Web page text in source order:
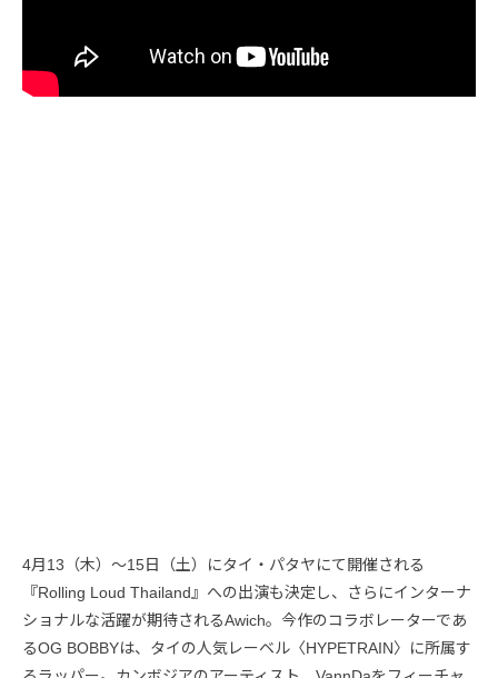
4月13（木）～15日（土）にタイ・パタヤにて開催される
『Rolling Loud Thailand』への出演も決定し、さらにインターナ
ショナルな活躍が期待されるAwich。今作のコラボレーターであ
るOG BOBBYは、タイの人気レーベル〈HYPETRAIN〉に所属す